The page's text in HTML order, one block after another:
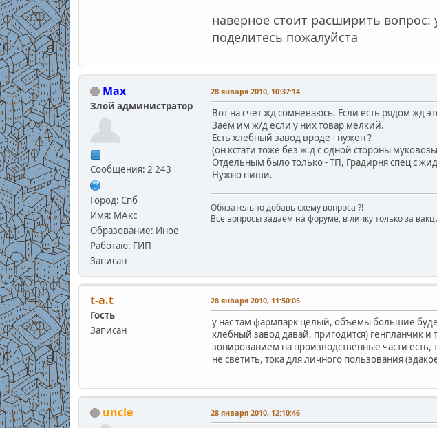
наверное стоит расширить
поделитесь пожалуйста
Max
Злой администратор
Сообщения: 2 243
Город: Спб
Имя: МАкс
Образование: Иное
Работаю: ГИП
Записан
28 января 2010, 10:37:14
Вот на счет жд сомневаюсь. Если есть рядом жд
Заем им ж/д если у них товар мелкий.
Есть хлебный завод вроде - нужен ?
(он кстати тоже без ж.д с одной стороны
Отдельным было только - ТП, Градирня спец с
Нужно пиши.
Обязательно добавь схему вопроса ?!
Все вопросы задаем на форуме, в личку только за
t-a.t
Гость
Записан
28 января 2010, 11:50:05
у нас там фармпарк целый, объемы большие
хлебный завод давай, пригодится) генпланчик
зонированием на производственные части
не светить, тока для личного пользования
uncle 28 января 2010, 12:10:46